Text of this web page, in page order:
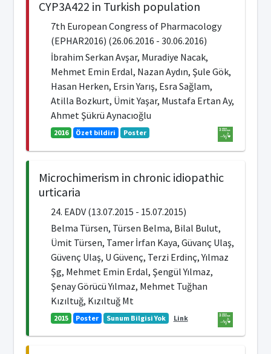
CYP3A422 in Turkish population
7th European Congress of Pharmacology
(EPHAR2016) (26.06.2016 - 30.06.2016)
İbrahim Serkan Avşar, Muradiye Nacak,
Mehmet Emin Erdal, Nazan Aydın, Şule Gök,
Hasan Herken, Ersin Yarış, Esra Sağlam,
Atilla Bozkurt, Ümit Yaşar, Mustafa Ertan Ay,
Ahmet Şükrü Aynacıoğlu
2016 Özet bildiri Poster
Microchimerism in chronic idiopathic
urticaria
24. EADV (13.07.2015 - 15.07.2015)
Belma Türsen, Türsen Belma, Bilal Bulut,
Ümit Türsen, Tamer İrfan Kaya, Güvanç Ulaş,
Güvenç Ulaş, U Güvenç, Terzi Erdinç, Yılmaz
Şg, Mehmet Emin Erdal, Şengül Yılmaz,
Şenay Görücü Yılmaz, Mehmet Tuğhan
Kızıltuğ, Kızıltuğ Mt
2015 Poster Sunum Bilgisi Yok Link